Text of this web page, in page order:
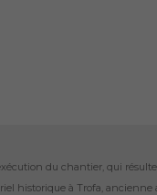
du chantier, qui
historique à Trofa, ancienne